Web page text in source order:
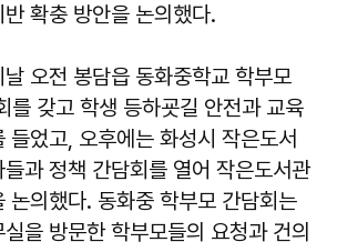
확충 방안을 논의했다.
오전 봉담읍 동화중학교 학부모
를 갖고 학생 등하굣길 안전과 교육
들었고, 오후에는 화성시 작은도서
과 정책 간담회를 열어 작은도서관
논의했다. 동화중 학부모 간담회는
을 방문한 학부모들의 요청과 건의